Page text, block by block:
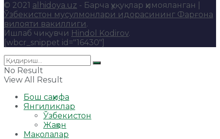
© 2021 alhidoya.uz - Барча ҳуқуқлар ҳимояланган |
Ўзбекистон мусулмонлари идорасининг Фарғона
вилояти вакиллиги.
Ишлаб чиқувчи Hindol Kodirov.
[wbcr_snippet id="16430"]
No Result
View All Result
Бош саҳифа
Янгиликлар
Ўзбекистон
Жаҳон
Мақолалар